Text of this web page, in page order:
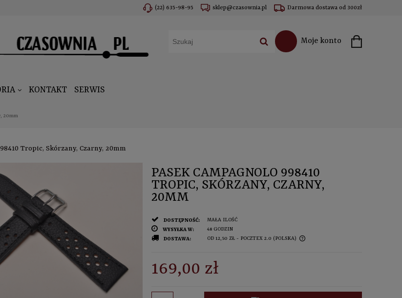
(22) 635-98-95 sklep@czasownia.pl Darmowa dostawa od 300zł
Moje konto
KONTAKT SERWIS
20mm
Tropic, Skórzany, Czarny, 20mm
PASEK CAMPAGNOLO 998410
TROPIC, SKÓRZANY, CZARNY,
20MM
DOSTĘPNOŚĆ:
MAŁA ILOŚĆ
WYSYŁKA W:
48 GODZIN
DOSTAWA:
OD 12,50 ZŁ - POCZTEX 2.0 (POLSKA)
CENA NIE ZAWIERA EWENTUALNYCH
KOSZTÓW PŁATNOŚCI
169,00 zł